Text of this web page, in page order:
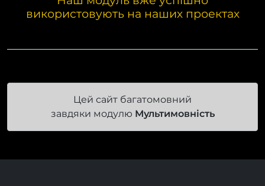
Наш модуль вже успішно
Цей сайт багатомовний
завдяки модулюМультимовність